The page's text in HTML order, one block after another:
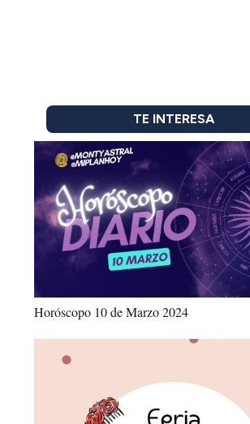
TE INTERESA
Horóscopo 10 de Marzo 2024